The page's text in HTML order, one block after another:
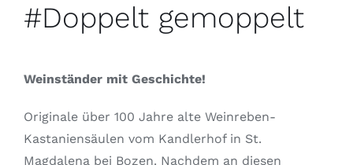
#Doppelt gemoppelt
Weinständer mit Geschichte!
Originale über 100 Jahre alte Weinreben-
Kastaniensäulen vom Kandlerhof in St.
Magdalena bei Bozen. Nachdem an diesen